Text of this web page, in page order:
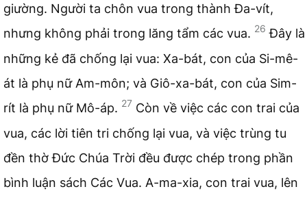
giường. Người ta chôn vua trong thành Đa-vít,
nhưng không phải trong lăng tẩm các vua. 26 Đây là
những kẻ đã chống lại vua: Xa-bát, con của Si-mê-
át là phụ nữ Am-môn; và Giô-xa-bát, con của Sim-
rít là phụ nữ Mô-áp. 27 Còn về việc các con trai của
vua, các lời tiên tri chống lại vua, và việc trùng tu
đền thờ Đức Chúa Trời đều được chép trong phần
bình luận sách Các Vua. A-ma-xia, con trai vua, lên